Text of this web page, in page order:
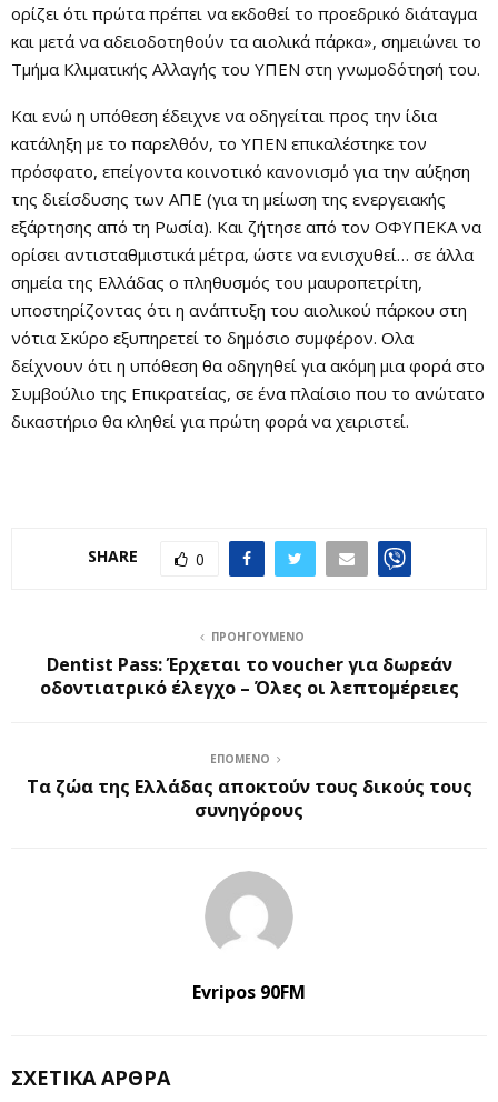
ορίζει ότι πρώτα πρέπει να εκδοθεί το προεδρικό διάταγμα
και μετά να αδειοδοτηθούν τα αιολικά πάρκα», σημειώνει το
Τμήμα Κλιματικής Αλλαγής του ΥΠΕΝ στη γνωμοδότησή του.
Και ενώ η υπόθεση έδειχνε να οδηγείται προς την ίδια
κατάληξη με το παρελθόν, το ΥΠΕΝ επικαλέστηκε τον
πρόσφατο, επείγοντα κοινοτικό κανονισμό για την αύξηση
της διείσδυσης των ΑΠΕ (για τη μείωση της ενεργειακής
εξάρτησης από τη Ρωσία). Και ζήτησε από τον ΟΦΥΠΕΚΑ να
ορίσει αντισταθμιστικά μέτρα, ώστε να ενισχυθεί… σε άλλα
σημεία της Ελλάδας ο πληθυσμός του μαυροπετρίτη,
υποστηρίζοντας ότι η ανάπτυξη του αιολικού πάρκου στη
νότια Σκύρο εξυπηρετεί το δημόσιο συμφέρον. Oλα
δείχνουν ότι η υπόθεση θα οδηγηθεί για ακόμη μια φορά στο
Συμβούλιο της Επικρατείας, σε ένα πλαίσιο που το ανώτατο
δικαστήριο θα κληθεί για πρώτη φορά να χειριστεί.
SHARE 0
ΠΡΟΗΓΟΎΜΕΝΟ
Dentist Pass: Έρχεται το voucher για δωρεάν
οδοντιατρικό έλεγχο – Όλες οι λεπτομέρειες
ΕΠΌΜΕΝΟ
Τα ζώα της Ελλάδας αποκτούν τους δικούς τους
συνηγόρους
Evripos 90FM
ΣΧΕΤΙΚΆ ΆΡΘΡΑ